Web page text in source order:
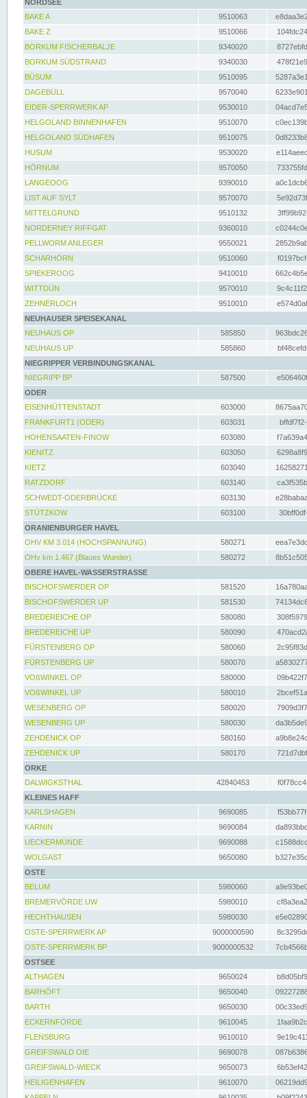
NORDSEE
BAKE A
9510063
BAKE Z
9510066
BORKUM FISCHERBALJE
9340020
BORKUM SÜDSTRAND
9340030
BÜSUM
9510095
DAGEBÜLL
9570040
EIDER-SPERRWERK AP
9530010
HELGOLAND BINNENHAFEN
9510070
HELGOLAND SÜDHAFEN
9510075
HUSUM
9530020
HÖRNUM
9570050
LANGEOOG
9390010
LIST AUF SYLT
9570070
MITTELGRUND
9510132
NORDERNEY RIFFGAT
9360010
PELLWORM ANLEGER
9550021
SCHARHÖRN
9510060
SPIEKEROOG
9410010
WITTDÜN
9570010
ZEHNERLOCH
9510010
NEUHAUSER SPEISEKANAL
NEUHAUS OP
585850
NEUHAUS UP
585860
NIEGRIPPER VERBINDUNGSKANAL
NIEGRIPP BP
587500
ODER
EISENHÜTTENSTADT
603000
FRANKFURT1 (ODER)
603031
HOHENSAATEN-FINOW
603080
KIENITZ
603050
KIETZ
603040
RATZDORF
603140
SCHWEDT-ODERBRÜCKE
603130
STÜTZKOW
603100
ORANIENBURGER HAVEL
OHV KM 3.014 (HOCHSPANNUNG)
580271
OHv km 1.467 (Blaues Wunder)
580272
OBERE HAVEL-WASSERSTRASSE
BISCHOFSWERDER OP
581520
BISCHOFSWERDER UP
581530
BREDEREICHE OP
580080
BREDEREICHE UP
580090
FÜRSTENBERG OP
580060
FÜRSTENBERG UP
580070
VOßWINKEL OP
580000
VOßWINKEL UP
580010
WESENBERG OP
580020
WESENBERG UP
580030
ZEHDENICK OP
580160
ZEHDENICK UP
580170
ORKE
DALWIGKSTHAL
42840453
KLEINES HAFF
KARLSHAGEN
9690085
KARNIN
9690084
UECKERMÜNDE
9690088
WOLGAST
9650080
OSTE
BELUM
5980060
BREMERVÖRDE UW
5980010
HECHTHAUSEN
5980030
OSTE-SPERRWERK AP
9000000590
OSTE-SPERRWERK BP
9000000532
OSTSEE
ALTHAGEN
9650024
BARHÖFT
9650040
BARTH
9650030
ECKERNFÖRDE
9610045
FLENSBURG
9610010
GREIFSWALD OIE
9690078
GREIFSWALD-WIECK
9650073
HEILIGENHAFEN
9610070